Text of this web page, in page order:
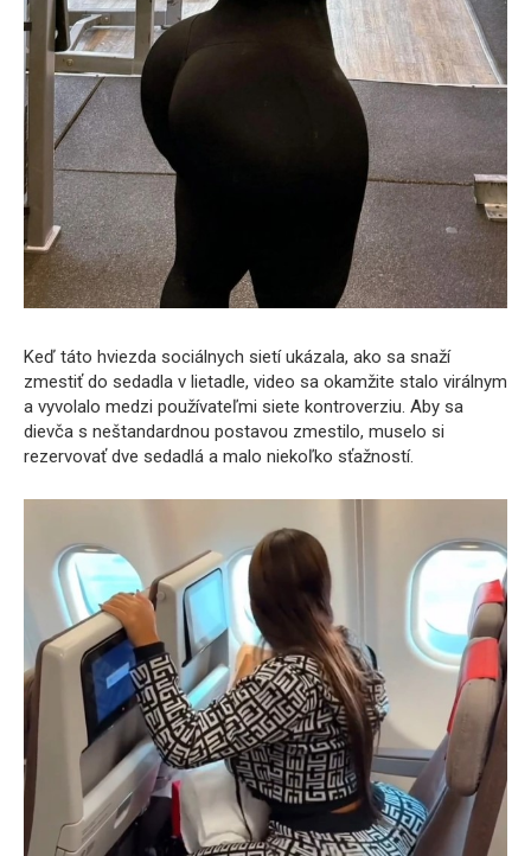
Keď táto hviezda sociálnych sietí ukázala, ako sa snaží
zmestiť do sedadla v lietadle, video sa okamžite stalo virálnym
a vyvolalo medzi používateľmi siete kontroverziu. Aby sa
dievča s neštandardnou postavou zmestilo, muselo si
rezervovať dve sedadlá a malo niekoľko sťažností.